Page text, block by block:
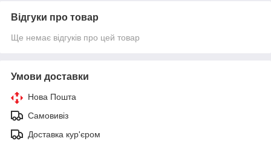
Відгуки про товар
Ще немає відгуків про цей товар
Умови доставки
Нова Пошта
Самовивіз
Доставка кур'єром